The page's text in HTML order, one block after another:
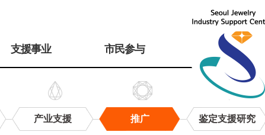
支援事业 市民参与
产业支援 推广 鉴定支援研究